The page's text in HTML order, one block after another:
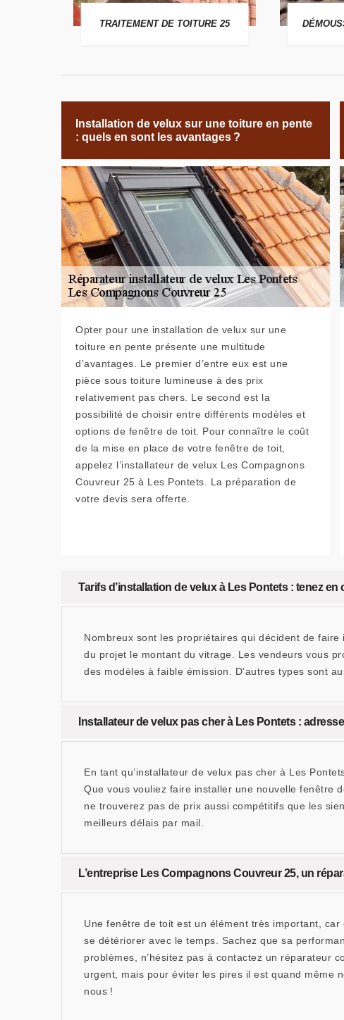
TRAITEMENT DE TOITURE 25
Installation de velux sur une toiture en pente
: quels en sont les avantages ?
Opter pour une installation de velux sur une
toiture en pente présente une multitude
d’avantages. Le premier d’entre eux est une
pièce sous toiture lumineuse à des prix
relativement pas chers. Le second est la
possibilité de choisir entre différents modèles et
options de fenêtre de toit. Pour connaître le coût
de la mise en place de votre fenêtre de toit,
appelez l’installateur de velux Les Compagnons
Couvreur 25 à Les Pontets. La préparation de
votre devis sera offerte.
Tarifs d’installation de velux à Les Pontets : tenez
Nombreux sont les propriétaires qui décident de
du projet le montant du vitrage. Les vendeurs vous
des modèles à faible émission. D’autres types sont
Installateur de velux pas cher à Les Pontets :
En tant qu’installateur de velux pas cher à Les
Que vous vouliez faire installer une nouvelle fenêtre
ne trouverez pas de prix aussi compétitifs que les
meilleurs délais par mail.
L’entreprise Les Compagnons Couvreur 25, un
Une fenêtre de toit est un élément très important,
se détériorer avec le temps. Sachez que sa
problèmes, n’hésitez pas à contactez un réparateur
urgent, mais pour éviter les pires il est quand même
nous !